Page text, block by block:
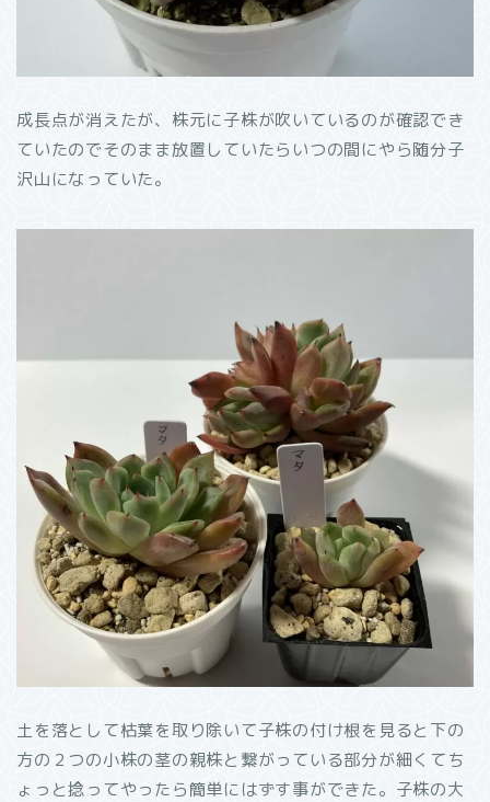
成長点が消えたが、株元に子株が吹いているのが確認でき
ていたのでそのまま放置していたらいつの間にやら随分子
沢山になっていた。
土を落として枯葉を取り除いて子株の付け根を見ると下の
方の２つの小株の茎の親株と繋がっている部分が細くてち
ょっと捻ってやったら簡単にはずす事ができた。子株の大